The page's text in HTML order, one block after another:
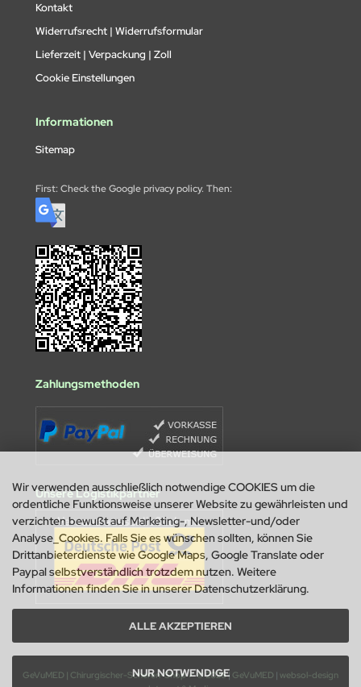
Kontakt
Widerrufsrecht | Widerrufsformular
Lieferzeit | Verpackung | Zoll
Cookie Einstellungen
Informationen
Sitemap
First: Check the Google privacy policy. Then:
Zahlungsmethoden
Unsere Logistikpartner
GeVuMED | Chirurgischer-Scheren-Shop ✓ © 2026| GeVuMED | websol-design
Wir verwenden ausschließlich notwendige COOKIES um die
ordentliche Funktionsweise unserer Website zu gewährleisten und
verzichten bewußt auf Marketing-, Newsletter-und/oder
Analyse_Cookies. Falls Sie es wünschen sollten, können Sie
Drittanbieterdienste wie Google Maps, Google Translate oder
Paypal selbstverständlich trotzdem nutzen. Weitere
Informationen finden Sie in unserer Datenschutzerklärung.
ALLE AKZEPTIEREN
NUR NOTWENDIGE